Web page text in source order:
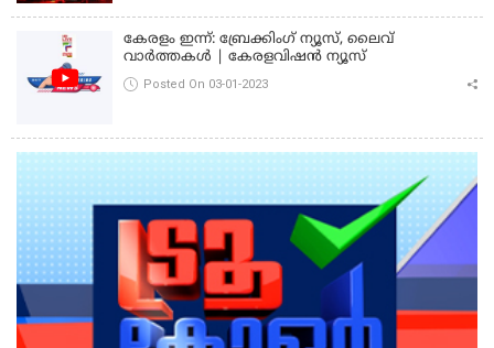
കേരളം ഇന്ന്: ബ്രേക്കിംഗ് ന്യൂസ്, ലൈവ്
വാർത്തകൾ | കേരളവിഷൻ ന്യൂസ്
Posted On 03-01-2023